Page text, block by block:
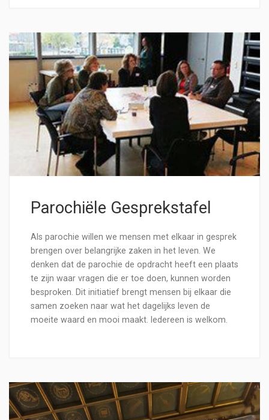
Parochiële Gesprekstafel
Als parochie willen we mensen met elkaar in gesprek
brengen over belangrijke zaken in het leven. We
denken dat de parochie de opdracht heeft een plaats
te zijn waar vragen die er toe doen, kunnen worden
besproken. Dit initiatief brengt mensen bij elkaar die
samen zoeken naar wat het dagelijks leven de
moeite waard en mooi maakt. Iedereen is welkom.